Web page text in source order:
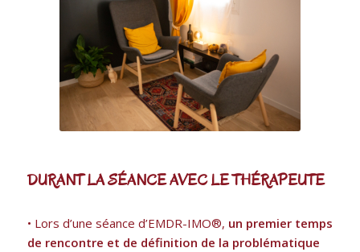
DURANT LA SÉANCE AVEC LE THÉRAPEUTE
• Lors d’une séance d’EMDR-IMO®, un premier temps
de rencontre et de définition de la problématique